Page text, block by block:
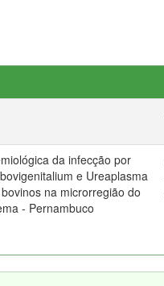
da infecção por
e Ureaplasma
na microrregião do
- Pernambuco